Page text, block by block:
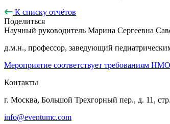
К списку отчётов
Поделиться
Научный руководитель Марина Сергеевна
д.м.н., профессор, заведующий
Мероприятие соответствует требованиям
Контакты
г. Москва, Большой Трехгорный пер., д. 11,
info@eventumc.com